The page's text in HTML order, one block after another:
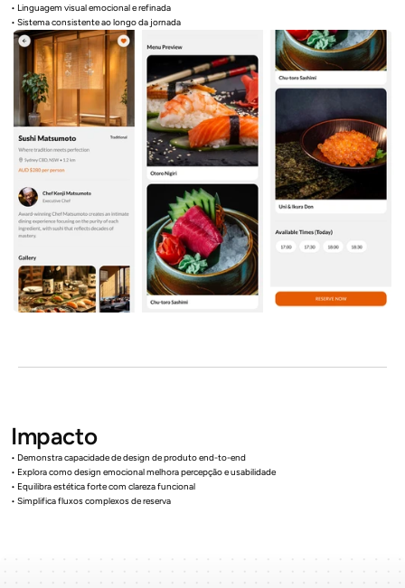
• Linguagem visual emocional e refinada
• Sistema consistente ao longo da jornada
Impacto
• Demonstra capacidade de design de produto end-to-end
• Explora como design emocional melhora percepção e usabilidade
• Equilibra estética forte com clareza funcional
• Simplifica fluxos complexos de reserva